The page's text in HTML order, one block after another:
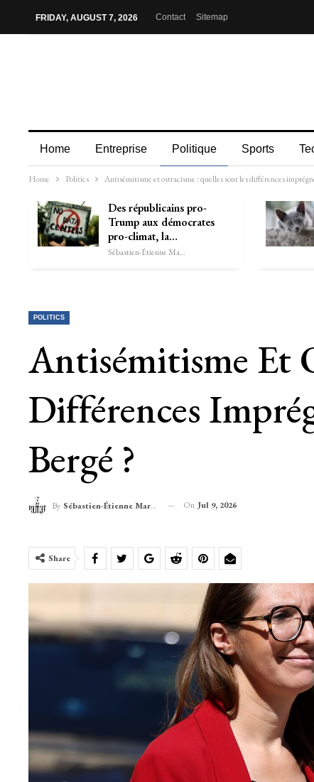
FRIDAY, AUGUST 7, 2026 Contact Sitemap
Home Entreprise Politique Sports
Home Politics Antisémitisme et ostracisme : quelles sont les différences
Des républicains pro-
Trump aux démocrates
pro-climat, la…
Sébastien-Étienne Marechal
POLITICS
Antisémitisme Et
Différences
Bergé ?
By Sébastien-Étienne Marechal On Jul 9, 2026
Share